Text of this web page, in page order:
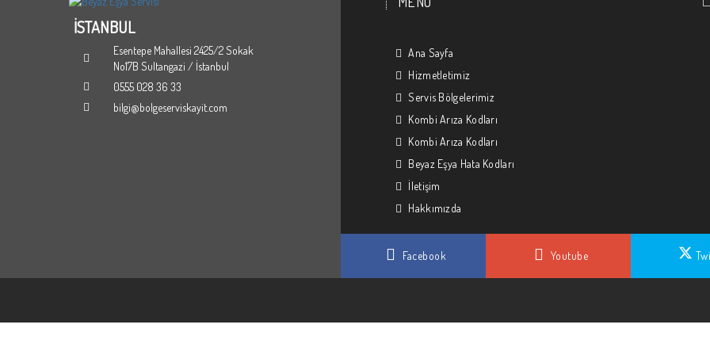
İSTANBUL
Esentepe Mahallesi 2425/2 Sokak
No17B Sultangazi / İstanbul
0555 028 36 33
bilgi@bolgeserviskayit.com
Ana Sayfa
Hizmetletimiz
Servis Bölgelerimiz
Kombi Arıza Kodları
Kombi Arıza Kodları
Beyaz Eşya Hata Kodları
İletişim
Hakkımızda
BOLGESEL SERVIS KAYIT
Facebook Youtube